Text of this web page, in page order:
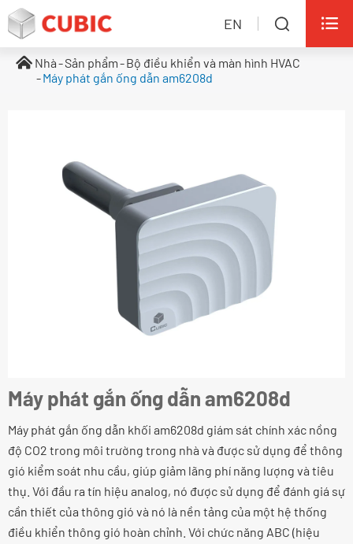
EN  
Nhà Sản phẩm
Bộ điều khiển và màn hình HVAC
Máy phát gắn ống dẫn am6208d
Máy phát gắn ống dẫn am6208d
Máy phát gắn ống dẫn khối am6208d giám sát chính xác nồng
độ CO2 trong môi trường trong nhà và được sử dụng để thông
gió kiểm soát nhu cầu, giúp giảm lãng phí năng lượng và tiêu
thụ. Với đầu ra tín hiệu analog, nó được sử dụng để đánh giá sự
cần thiết của thông gió và nó là nền tảng của một hệ thống
điều khiển thông gió hoàn chỉnh. Với chức năng ABC (hiệu